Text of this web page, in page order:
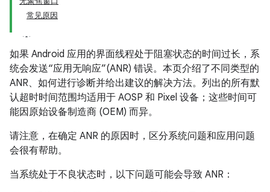
常见原因
如果 Android 应用的界面线程处于阻塞状态的时间过长，系
统会发送“应用无响应”(ANR) 错误。本页介绍了不同类型的
ANR、如何进行诊断并给出建议的解决方法。列出的所有默
认超时时间范围均适用于 AOSP 和 Pixel 设备；这些时间可
能因原始设备制造商 (OEM) 而异。
请注意，在确定 ANR 的原因时，区分系统问题和应用问题
会很有帮助。
当系统处于不良状态时，以下问题可能会导致 ANR：